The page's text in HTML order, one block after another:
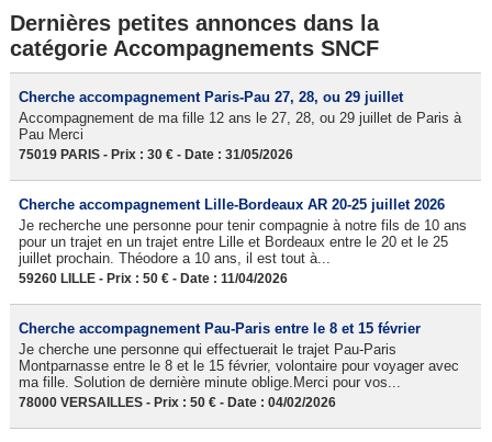
Dernières petites annonces dans la
catégorie Accompagnements SNCF
Cherche accompagnement Paris-Pau 27, 28, ou 29 juillet
Accompagnement de ma fille 12 ans le 27, 28, ou 29 juillet de Paris à
Pau Merci
75019 PARIS - Prix : 30 € - Date : 31/05/2026
Cherche accompagnement Lille-Bordeaux AR 20-25 juillet 2026
Je recherche une personne pour tenir compagnie à notre fils de 10 ans
pour un trajet en un trajet entre Lille et Bordeaux entre le 20 et le 25
juillet prochain. Théodore a 10 ans, il est tout à...
59260 LILLE - Prix : 50 € - Date : 11/04/2026
Cherche accompagnement Pau-Paris entre le 8 et 15 février
Je cherche une personne qui effectuerait le trajet Pau-Paris
Montparnasse entre le 8 et le 15 février, volontaire pour voyager avec
ma fille. Solution de dernière minute oblige.Merci pour vos...
78000 VERSAILLES - Prix : 50 € - Date : 04/02/2026